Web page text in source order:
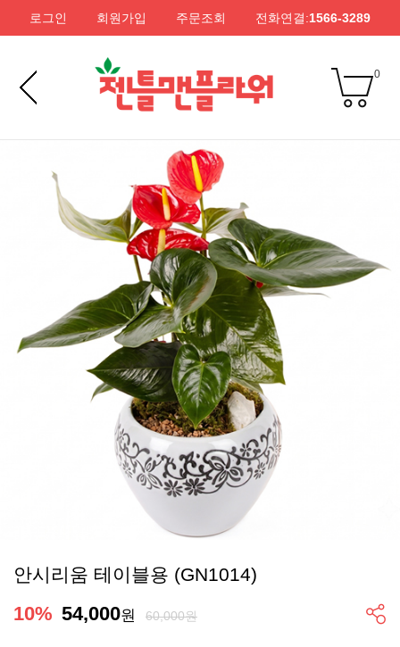
로그인 회원가입 주문조회 전화연결:1566-3289
0
안시리움 테이블용 (GN1014)
10% 54,000원 60,000원